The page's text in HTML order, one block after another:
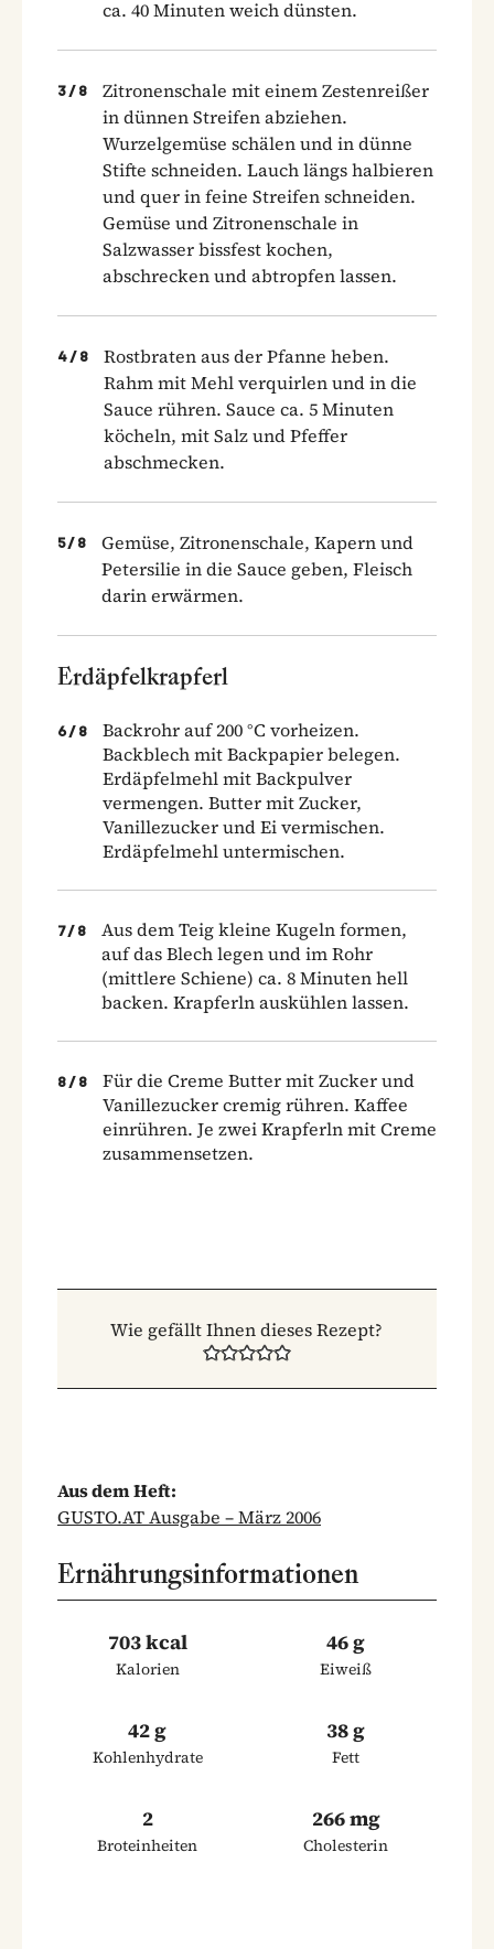
ca. 40 Minuten weich dünsten.
3 / 8
Zitronenschale mit einem Zestenreißer
in dünnen Streifen abziehen.
Wurzelgemüse schälen und in dünne
Stifte schneiden. Lauch längs halbieren
und quer in feine Streifen schneiden.
Gemüse und Zitronenschale in
Salzwasser bissfest kochen,
abschrecken und abtropfen lassen.
4 / 8
Rostbraten aus der Pfanne heben.
Rahm mit Mehl verquirlen und in die
Sauce rühren. Sauce ca. 5 Minuten
köcheln, mit Salz und Pfeffer
abschmecken.
5/ 8
Gemüse, Zitronenschale, Kapern und
Petersilie in die Sauce geben, Fleisch
darin erwärmen.
Erdäpfelkrapferl
6/ 8
Backrohr auf 200 °C vorheizen.
Backblech mit Backpapier belegen.
Erdäpfelmehl mit Backpulver
vermengen. Butter mit Zucker,
Vanillezucker und Ei vermischen.
Erdäpfelmehl untermischen.
7/ 8
Aus dem Teig kleine Kugeln formen,
auf das Blech legen und im Rohr
(mittlere Schiene) ca. 8 Minuten hell
backen. Krapferln auskühlen lassen.
8 / 8
Für die Creme Butter mit Zucker und
Vanillezucker cremig rühren. Kaffee
einrühren. Je zwei Krapferln mit Creme
zusammensetzen.
Wie gefällt Ihnen dieses Rezept?
Aus dem Heft:
GUSTO.AT Ausgabe – März 2006
Ernährungsinformationen
703 kcal
Kalorien
46 g
Eiweiß
42 g
Kohlenhydrate
38 g
Fett
2
Broteinheiten
266 mg
Cholesterin